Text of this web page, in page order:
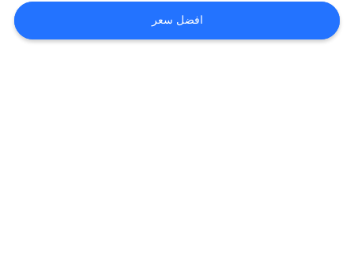
حالات
افضل سعر